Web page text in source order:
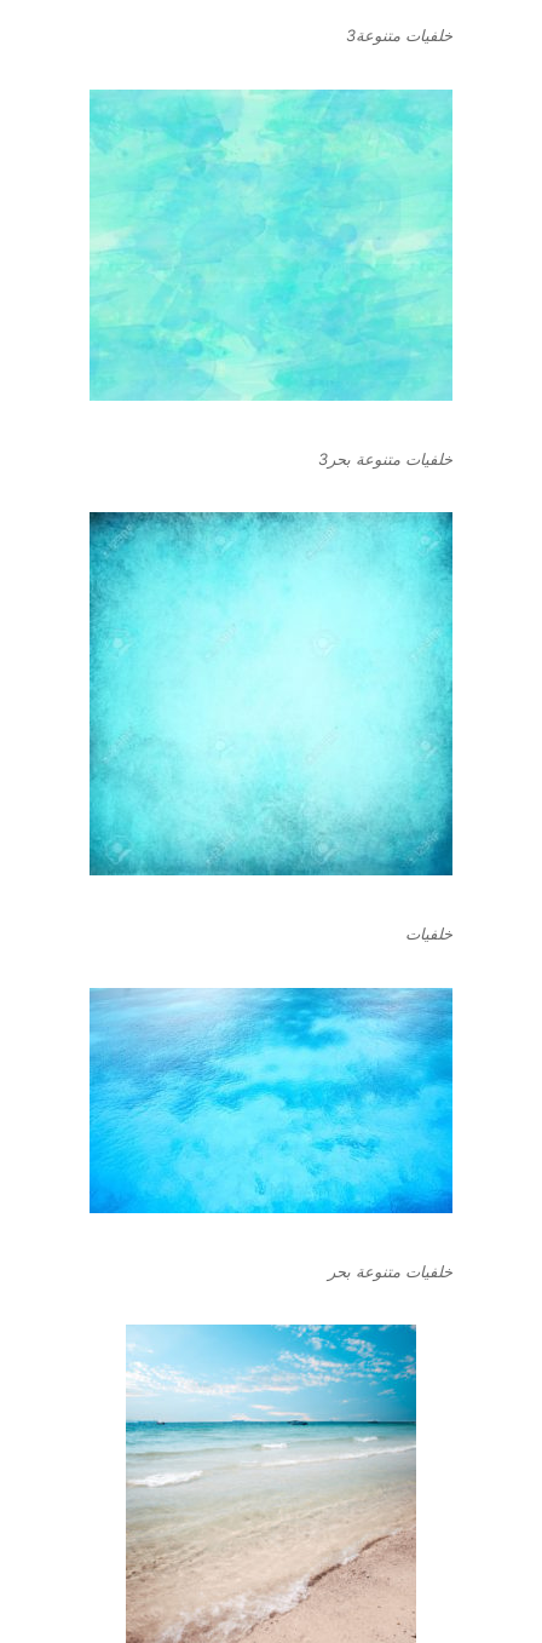
خلفيات متنوعة3
خلفيات متنوعة بحر3
خلفيات
خلفيات متنوعة بحر